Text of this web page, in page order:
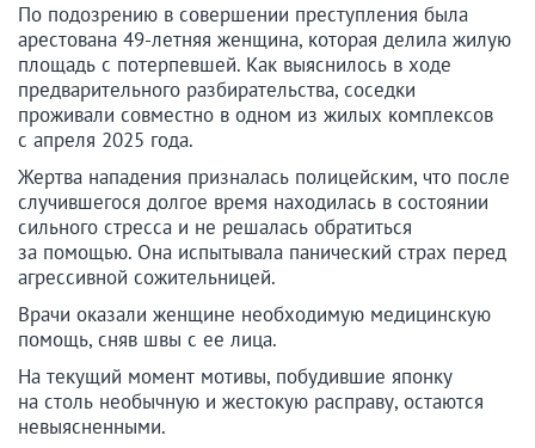
По подозрению в совершении преступления была
арестована 49-летняя женщина, которая делила жилую
площадь с потерпевшей. Как выяснилось в ходе
предварительного разбирательства, соседки
проживали совместно в одном из жилых комплексов
с апреля 2025 года.
Жертва нападения призналась полицейским, что после
случившегося долгое время находилась в состоянии
сильного стресса и не решалась обратиться
за помощью. Она испытывала панический страх перед
агрессивной сожительницей.
Врачи оказали женщине необходимую медицинскую
помощь, сняв швы с ее лица.
На текущий момент мотивы, побудившие японку
на столь необычную и жестокую расправу, остаются
невыясненными.